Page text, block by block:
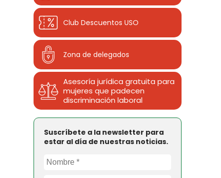
Club Descuentos USO
Zona de delegados
Asesoría jurídica gratuita para
mujeres que padecen
discriminación laboral
Suscríbete a la newsletter para
estar al día de nuestras noticias.